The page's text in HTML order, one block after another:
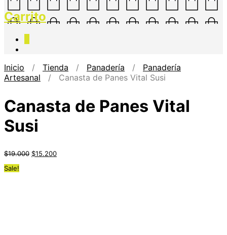
Carrito
Inicio / Tienda / Panadería / Panadería
Artesanal / Canasta de Panes Vital Susi
Canasta de Panes Vital
Susi
$19.000 $15.200
Sale!